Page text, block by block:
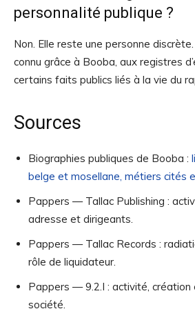
personnalité publique ?
Non. Elle reste une personne
connu grâce à Booba, aux registres
certains faits publics liés à la vie du
Sources
Biographies publiques de Booba :
belge et mosellane, métiers cités
Pappers — Tallac Publishing :
adresse et dirigeants.
Pappers — Tallac Records :
rôle de liquidateur.
Pappers — 9.2.I : activité, création
société.